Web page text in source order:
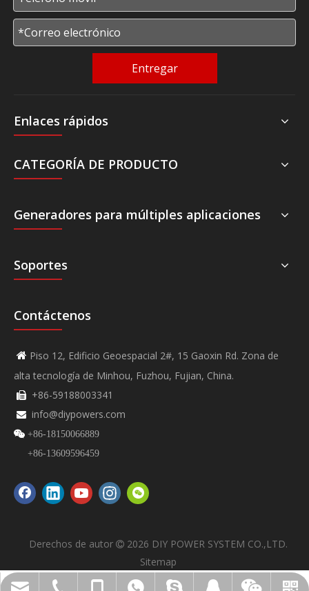
Entregar
Enlaces rápidos
CATEGORÍA DE PRODUCTO
Generadores para múltiples aplicaciones
Soportes
Contáctenos
 Piso 12, Edificio Geoespacial 2#, 15 Gaoxin Rd. Zona de
alta tecnología de Minhou, Fuzhou, Fujian, China.
 +86-59188003341
 info@diypowers.com
 +86-18150066889
+86-13609596459
Derechos de autor  2026 DIY POWER SYSTEM CO.,LTD.
Sitemap